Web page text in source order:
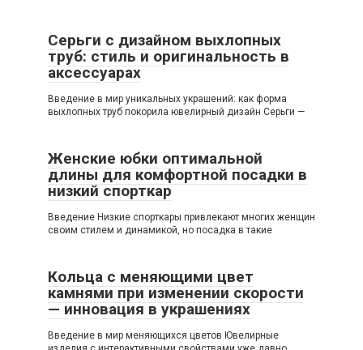
Серьги с дизайном выхлопных
труб: стиль и оригинальность в
аксессуарах
Введение в мир уникальных украшений: как форма
выхлопных труб покорила ювелирный дизайн Серьги —
Женские юбки оптимальной
длины для комфортной посадки в
низкий спорткар
Введение Низкие спорткары привлекают многих женщин
своим стилем и динамикой, но посадка в такие
Кольца с меняющими цвет
камнями при изменении скорости
— инновация в украшениях
Введение в мир меняющихся цветов Ювелирные